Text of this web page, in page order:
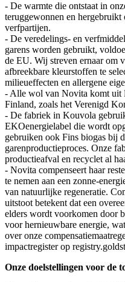
- De warmte die ontstaat in
teruggewonnen en
verfpartijen.
- De veredelings- en
garens worden gebruikt,
de EU. Wij streven ernaar om
afbreekbare kleurstoffen te
milieueffecten en allergene
- Alle wol van Novita komt uit
Finland, zoals het Verenigd
- De fabriek in Kouvola
EKOenergielabel die wordt
gebruiken ook Fins biogas bij
garenproductieproces. Onze
productieafval en recyclet al
- Novita compenseert haar
te nemen aan een zonne-
van natuurlijke regeneratie.
uitstoot betekent dat een
elders wordt voorkomen door
voor hernieuwbare energie,
over onze
impactregister op
Onze doelstellingen voor de